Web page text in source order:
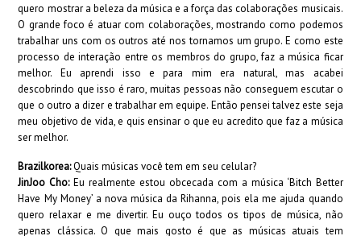
quero mostrar a beleza da música e a força das colaborações musicais.
O grande foco é atuar com colaborações, mostrando como podemos
trabalhar uns com os outros até nos tornamos um grupo. E como este
processo de interação entre os membros do grupo, faz a música ficar
melhor. Eu aprendi isso e para mim era natural, mas acabei
descobrindo que isso é raro, muitas pessoas não conseguem escutar o
que o outro a dizer e trabalhar em equipe. Então pensei talvez este seja
meu objetivo de vida, e quis ensinar o que eu acredito que faz a música
ser melhor.
Brazilkorea:Quais músicas você tem em seu celular?
JinJoo Cho:Eu realmente estou obcecada com a música ‘Bitch Better
Have My Money’ a nova música da Rihanna, pois ela me ajuda quando
quero relaxar e me divertir. Eu ouço todos os tipos de música, não
apenas clássica. O que mais gosto é que as músicas atuais tem